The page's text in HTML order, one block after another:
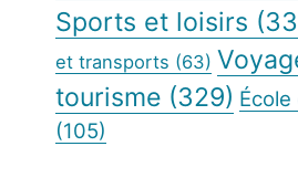
Sports et loisirs
et transports (63)
tourisme (329)
(105)